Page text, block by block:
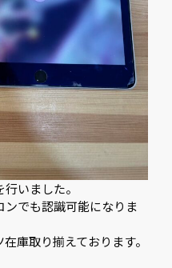
いました。
でも認識可能になりま
庫取り揃えております。